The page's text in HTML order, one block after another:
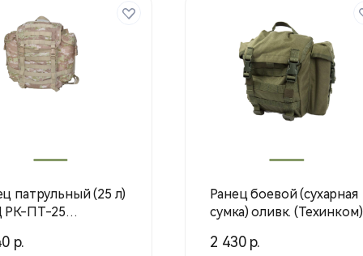
патрульный (25 л)
РК-ПТ-25
р.
Ранец боевой (сухарная
сумка) оливк. (Техинком)
2 430 р.